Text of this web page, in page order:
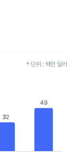
* 단위 : 백만 달러
Data ranges from
32
32
49
49